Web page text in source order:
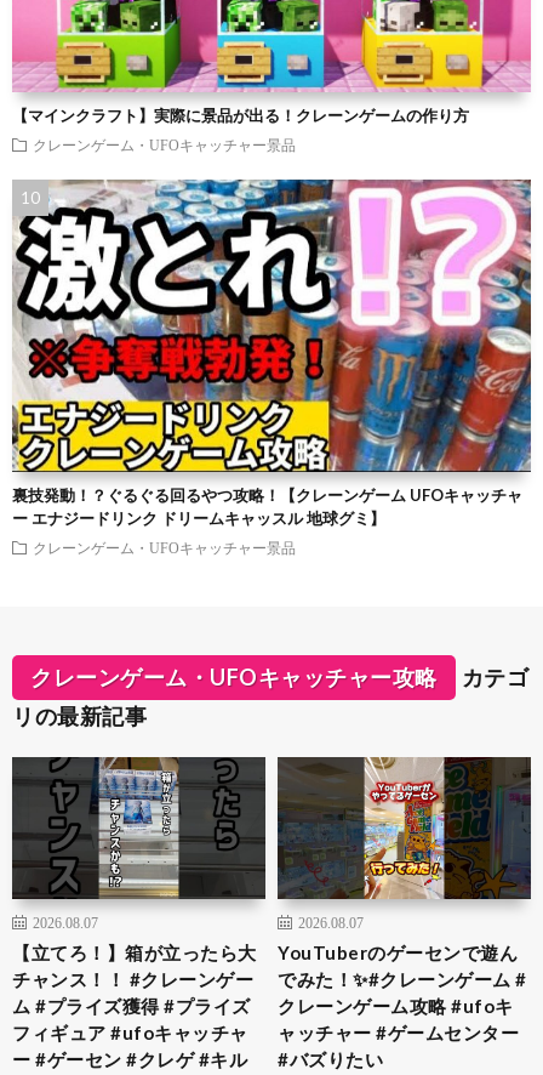
【マインクラフト】実際に景品が出る！クレーンゲームの作り方
クレーンゲーム・UFOキャッチャー景品
裏技発動！？ぐるぐる回るやつ攻略！【クレーンゲーム UFOキャッチャ
ー エナジードリンク ドリームキャッスル 地球グミ】
クレーンゲーム・UFOキャッチャー景品
クレーンゲーム・UFOキャッチャー攻略
カテゴ
リの最新記事
2026.08.07
【立てろ！】箱が立ったら大
チャンス！！ #クレーンゲー
ム #プライズ獲得 #プライズ
フィギュア #ufoキャッチャ
ー #ゲーセン #クレゲ #キル
2026.08.07
YouTuberのゲーセンで遊ん
でみた！✨#クレーンゲーム #
クレーンゲーム攻略 #ufoキ
ャッチャー #ゲームセンター
#バズりたい